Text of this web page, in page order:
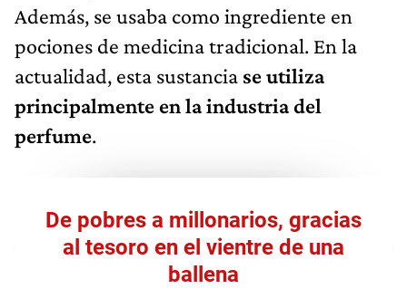
Además, se usaba como ingrediente en
pociones de medicina tradicional. En la
actualidad, esta sustancia se utiliza
principalmente en la industria del
perfume.
De pobres a millonarios, gracias
al tesoro en el vientre de una
ballena